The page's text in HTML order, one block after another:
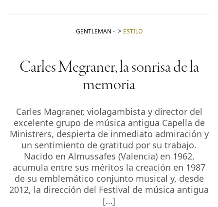
GENTLEMAN - ESTILO
Carles Megraner, la sonrisa de la
memoria
Carles Magraner, violagambista y director del
excelente grupo de música antigua Capella de
Ministrers, despierta de inmediato admiración y
un sentimiento de gratitud por su trabajo.
Nacido en Almussafes (Valencia) en 1962,
acumula entre sus méritos la creación en 1987
de su emblemático conjunto musical y, desde
2012, la dirección del Festival de música antigua
[…]